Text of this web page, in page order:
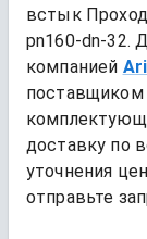
встык
pn160-dn-32.
компанией
доставку по
уточнения
отправьте